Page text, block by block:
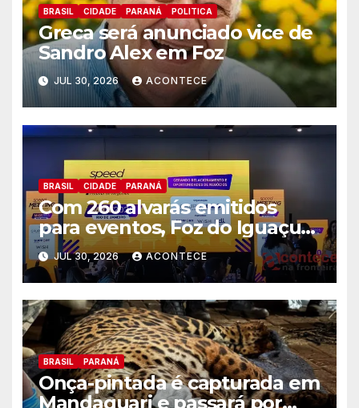
BRASIL CIDADE PARANÁ POLITICA
Greca será anunciado vice de
Sandro Alex em Foz
JUL 30, 2026 ACONTECE
BRASIL CIDADE PARANÁ
Com 260 alvarás emitidos
para eventos, Foz do Iguaçu
busca captar mais ações MICE
no Rio de Janeiro
JUL 30, 2026 ACONTECE
BRASIL PARANÁ
Onça-pintada é capturada em
Mandaguari e passará por